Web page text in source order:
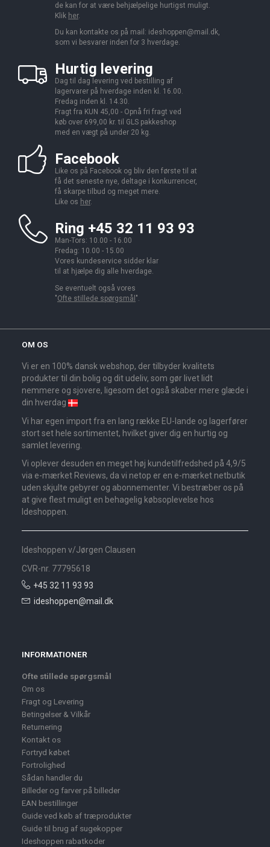
de kan for at være behjælpelige hurtigst muligt.
Klik her.
Du kan kontakte os på mail: ideshoppen@mail.dk,
som vi besvarer inden for 3 hverdage.
Hurtig levering
Dag til dag levering ved bestilling af
lagervarer på hverdage inden kl. 16.00.
Fredag inden kl. 14.30.
Fragt fra KUN 45,00 - Opnå fri fragt ved
køb over 699,00 kr. til GLS pakkeshop
med en vægt på under 20 kg.
Facebook
Like os på Facebook og bliv den første til at
få det seneste nye, deltage i konkurrencer,
få skarpe tilbud og meget mere.
Like os her.
Ring +45 32 11 93 93
Man-Tors: 10.00 - 16.00
Fredag: 10.00 - 15.00
Vores kundeservice sidder klar
til at hjælpe dig alle hverdage.
Se eventuelt også vores
"Ofte stillede spørgsmål ".
OM OS
Vi er en 100% dansk webshop, der tilbyder kvalitets
produkter til din bolig og dit udeliv, som gør livet lidt
nemmere og sjovere, ligesom det også skaber mere glæde i
din hverdag
Vi har egen import fra en lang række EU-lande og lagerfører
stort set hele sortimentet, hvilket giver dig en hurtig og
samlet levering.
Vi oplever desuden en meget høj kundetilfredshed på 4,9/5
via e-mærket Reviews, da vi netop er en e-mærket netbutik
uden skjulte gebyrer og abonnementer. Vi bestræber os på
at give flest muligt en behagelig købsoplevelse hos
Ideshoppen.
Ideshoppen v/Jørgen Clausen
CVR-nr. 77795618
+45 32 11 93 93
ideshoppen@mail.dk
INFORMATIONER
Ofte stillede spørgsmål
Om os
Fragt og Levering
Betingelser & Vilkår
Returnering
Kontakt os
Fortryd købet
Fortrolighed
Sådan handler du
Billeder og farver på billeder
EAN bestillinger
Guide ved køb af træprodukter
Guide til brug af sugekopper
Ideshoppen rabatkoder